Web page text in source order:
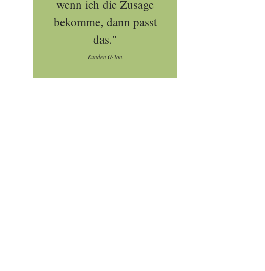
wenn ich die Zusage
bekomme, dann passt
das."
Kunden O-Ton